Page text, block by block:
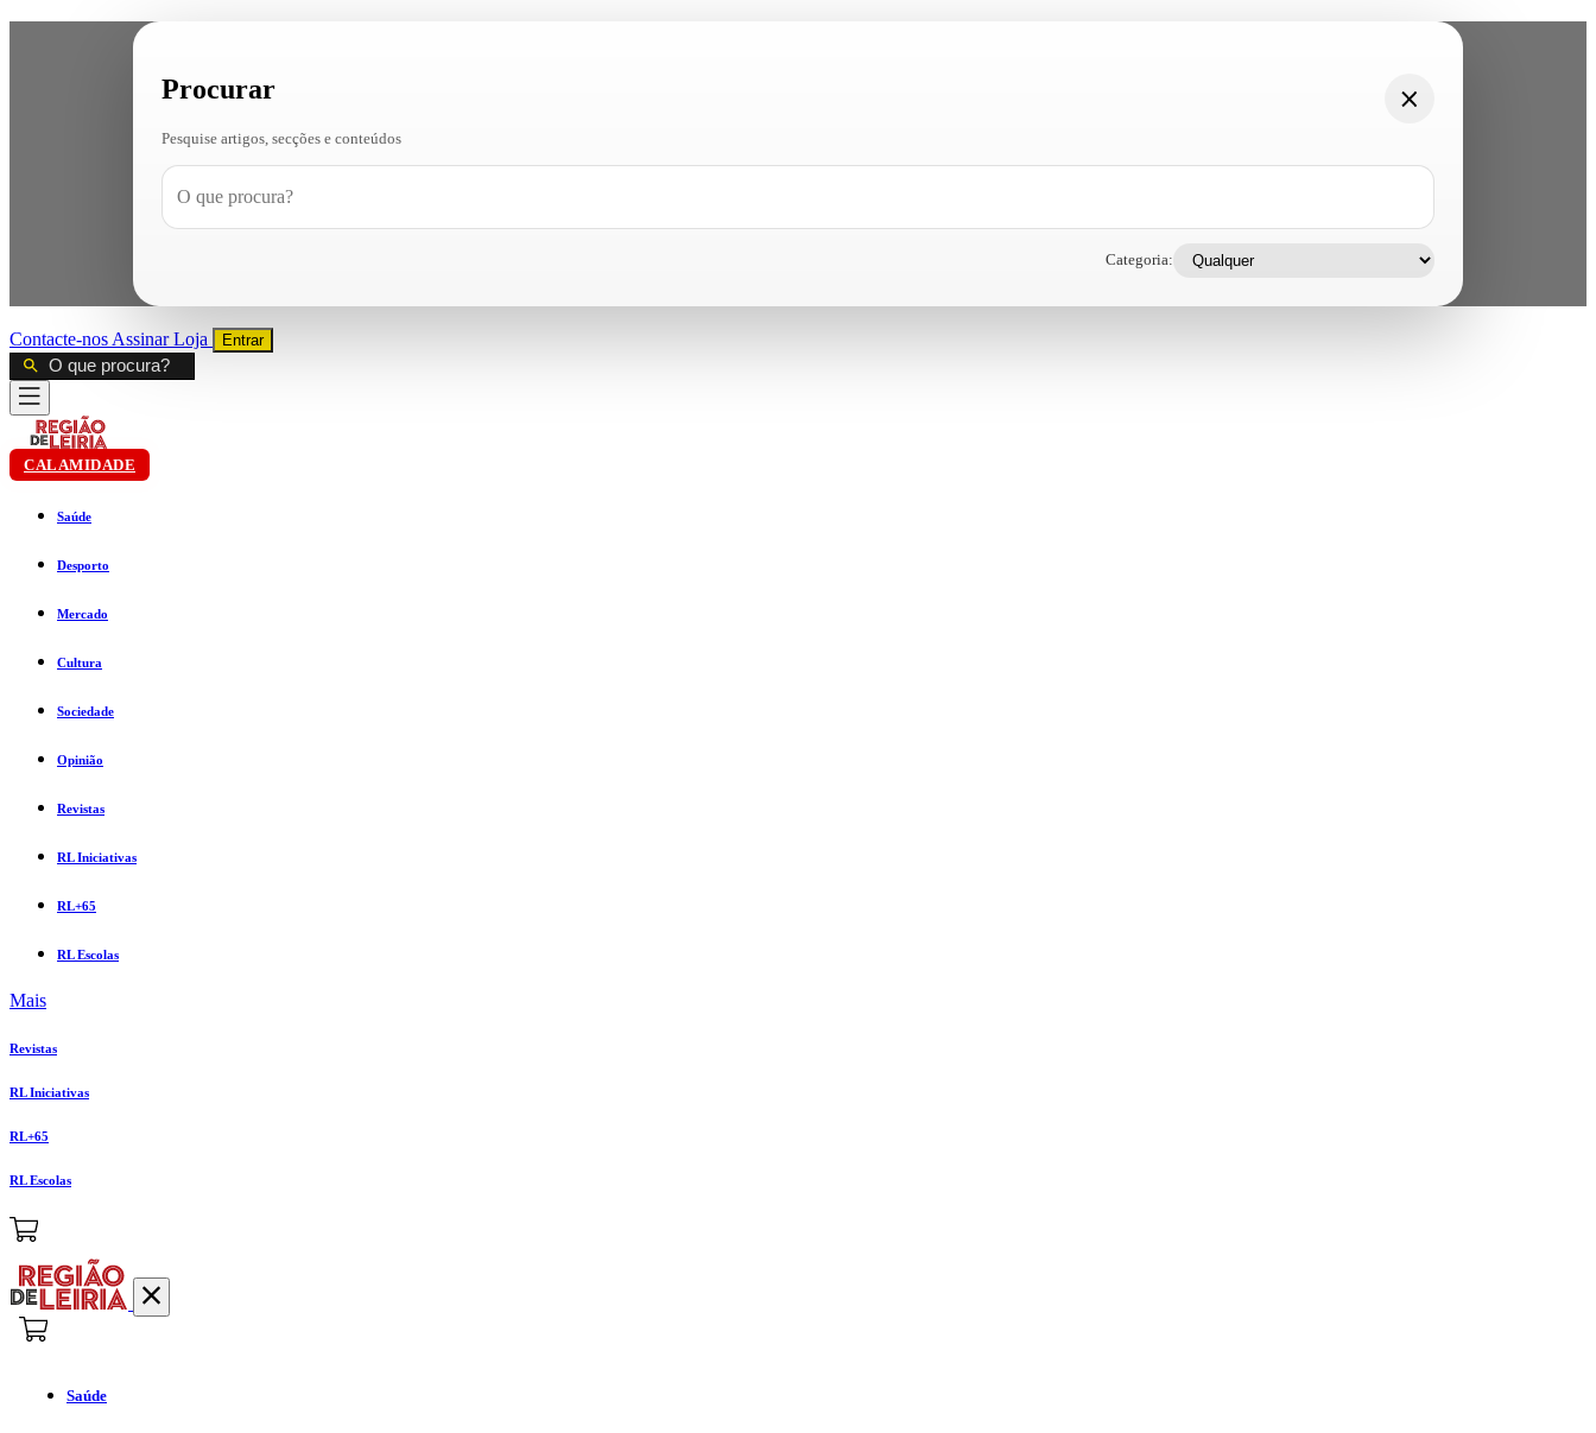
Procurar
Pesquise artigos, secções e conteúdos
Categoria:
Contacte-nos AssinarLoja Entrar
CALAMIDADE
Saúde
Desporto
Mercado
Cultura
Sociedade
Opinião
Revistas
RL Iniciativas
RL+65
RL Escolas
Mais
Revistas
RL Iniciativas
RL+65
RL Escolas
Saúde